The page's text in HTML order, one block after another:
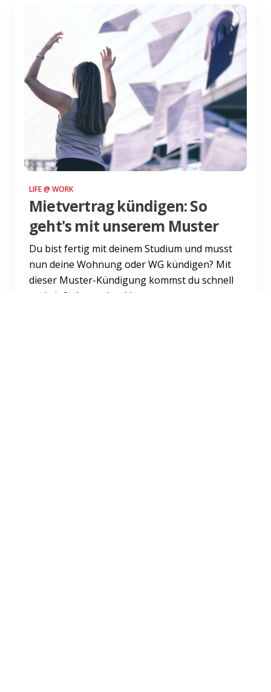
LIFE @ WORK
Mietvertrag kündigen: So
geht's mit unserem Muster
Du bist fertig mit deinem Studium und musst
nun deine Wohnung oder WG kündigen? Mit
dieser Muster-Kündigung kommst du schnell
und einfach aus dem Vert...